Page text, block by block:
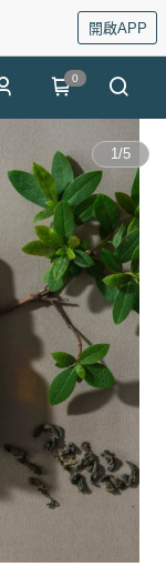
開啟APP
0
1/5